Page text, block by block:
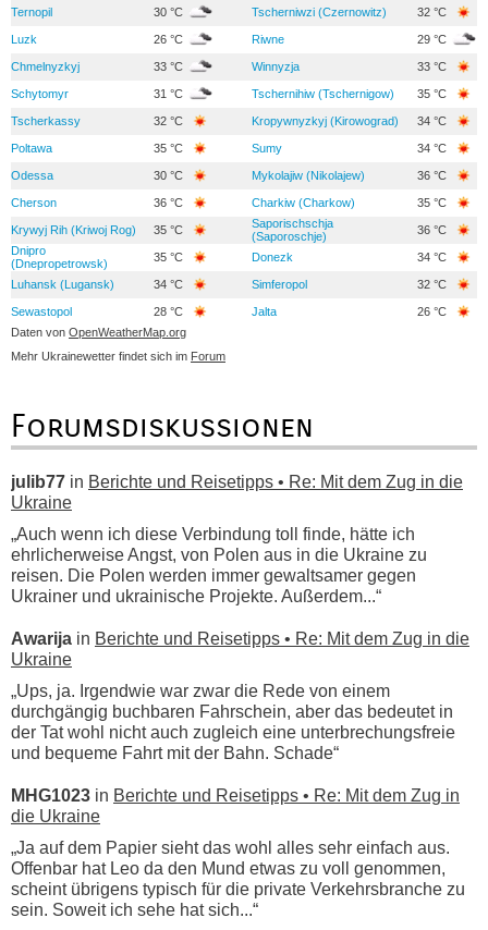
Ternopil 30 °C Tscherniwzi (Czernowitz) 32 °C
Luzk 26 °C Riwne 29 °C
Chmelnyzkyj 33 °C Winnyzja 33 °C
Schytomyr 31 °C Tschernihiw (Tschernigow) 35 °C
Tscherkassy 32 °C Kropywnyzkyj (Kirowograd) 34 °C
Poltawa 35 °C Sumy 34 °C
Odessa 30 °C Mykolajiw (Nikolajew) 36 °C
Cherson 36 °C Charkiw (Charkow) 35 °C
Krywyj Rih (Kriwoj Rog) 35 °C
Saporischschja
(Saporoschje)
36 °C
Dnipro
(Dnepropetrowsk)
35 °C Donezk 34 °C
Luhansk (Lugansk) 34 °C Simferopol 32 °C
Sewastopol 28 °C Jalta
26 °C
Daten von OpenWeatherMap.org
Mehr Ukrainewetter findet sich im Forum
Forumsdiskussionen
julib77 in Berichte und Reisetipps • Re: Mit dem Zug in die
Ukraine
„Auch wenn ich diese Verbindung toll finde, hätte ich
ehrlicherweise Angst, von Polen aus in die Ukraine zu
reisen. Die Polen werden immer gewaltsamer gegen
Ukrainer und ukrainische Projekte. Außerdem...“
Awarija in Berichte und Reisetipps • Re: Mit dem Zug in die
Ukraine
„Ups, ja. Irgendwie war zwar die Rede von einem
durchgängig buchbaren Fahrschein, aber das bedeutet in
der Tat wohl nicht auch zugleich eine unterbrechungsfreie
und bequeme Fahrt mit der Bahn. Schade“
MHG1023 in Berichte und Reisetipps • Re: Mit dem Zug in
die Ukraine
„Ja auf dem Papier sieht das wohl alles sehr einfach aus.
Offenbar hat Leo da den Mund etwas zu voll genommen,
scheint übrigens typisch für die private Verkehrsbranche zu
sein. Soweit ich sehe hat sich...“